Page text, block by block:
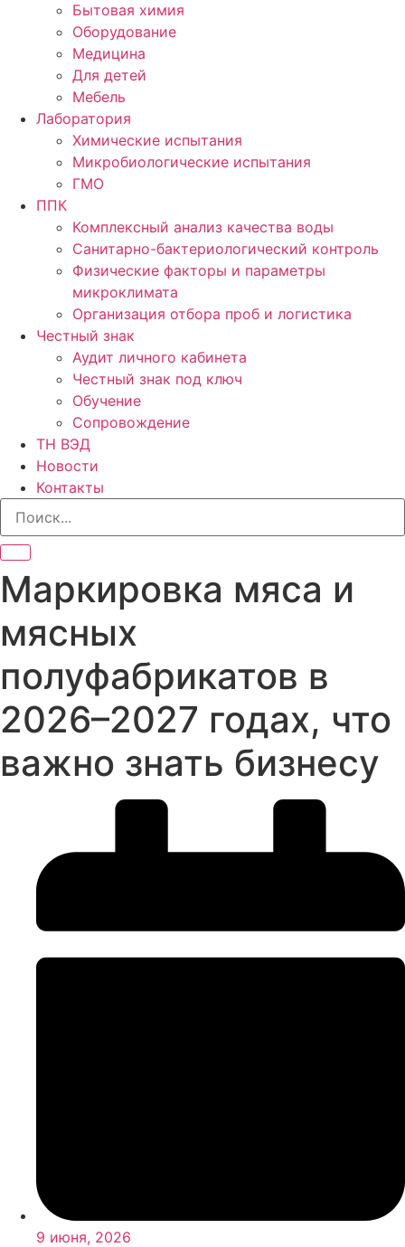
Бытовая химия
Оборудование
Медицина
Для детей
Мебель
Лаборатория
Химические испытания
Микробиологические испытания
ГМО
ППК
Комплексный анализ качества воды
Санитарно-бактериологический контроль
Физические факторы и параметры
микроклимата
Организация отбора проб и логистика
Честный знак
Аудит личного кабинета
Честный знак под ключ
Обучение
Сопровождение
ТН ВЭД
Новости
Контакты
Маркировка мяса и
мясных
полуфабрикатов в
2026–2027 годах, что
важно знать бизнесу
9 июня, 2026